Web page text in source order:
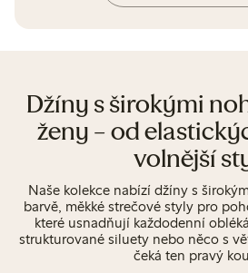
Džíny s širokými
ženy – od
volnější
Naše kolekce nabízí džíny s
barvě, měkké strečové styly pro
které usnadňují každodenní
strukturované siluety nebo něco s
čeká ten pravý